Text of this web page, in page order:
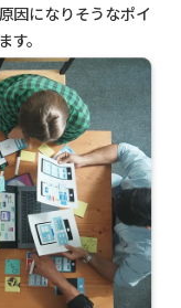
因になりそうなポイ
。